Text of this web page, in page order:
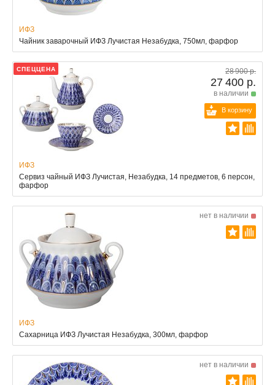
ИФЗ
Чайник заварочный ИФЗ Лучистая Незабудка, 750мл, фарфор
СПЕЦЦЕНА 28 900 р.
27 400 р.
в наличии
В корзину
ИФЗ
Сервиз чайный ИФЗ Лучистая, Незабудка, 14 предметов, 6 персон,
фарфор
нет в наличии
ИФЗ
Сахарница ИФЗ Лучистая Незабудка, 300мл, фарфор
нет в наличии